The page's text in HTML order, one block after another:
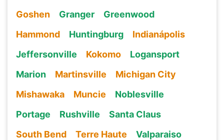
Goshen
Granger
Greenwood
Hammond
Huntingburg
Indianápolis
Jeffersonville
Kokomo
Logansport
Marion
Martinsville
Michigan City
Mishawaka
Muncie
Noblesville
Portage
Rushville
Santa Claus
South Bend
Terre Haute
Valparaiso